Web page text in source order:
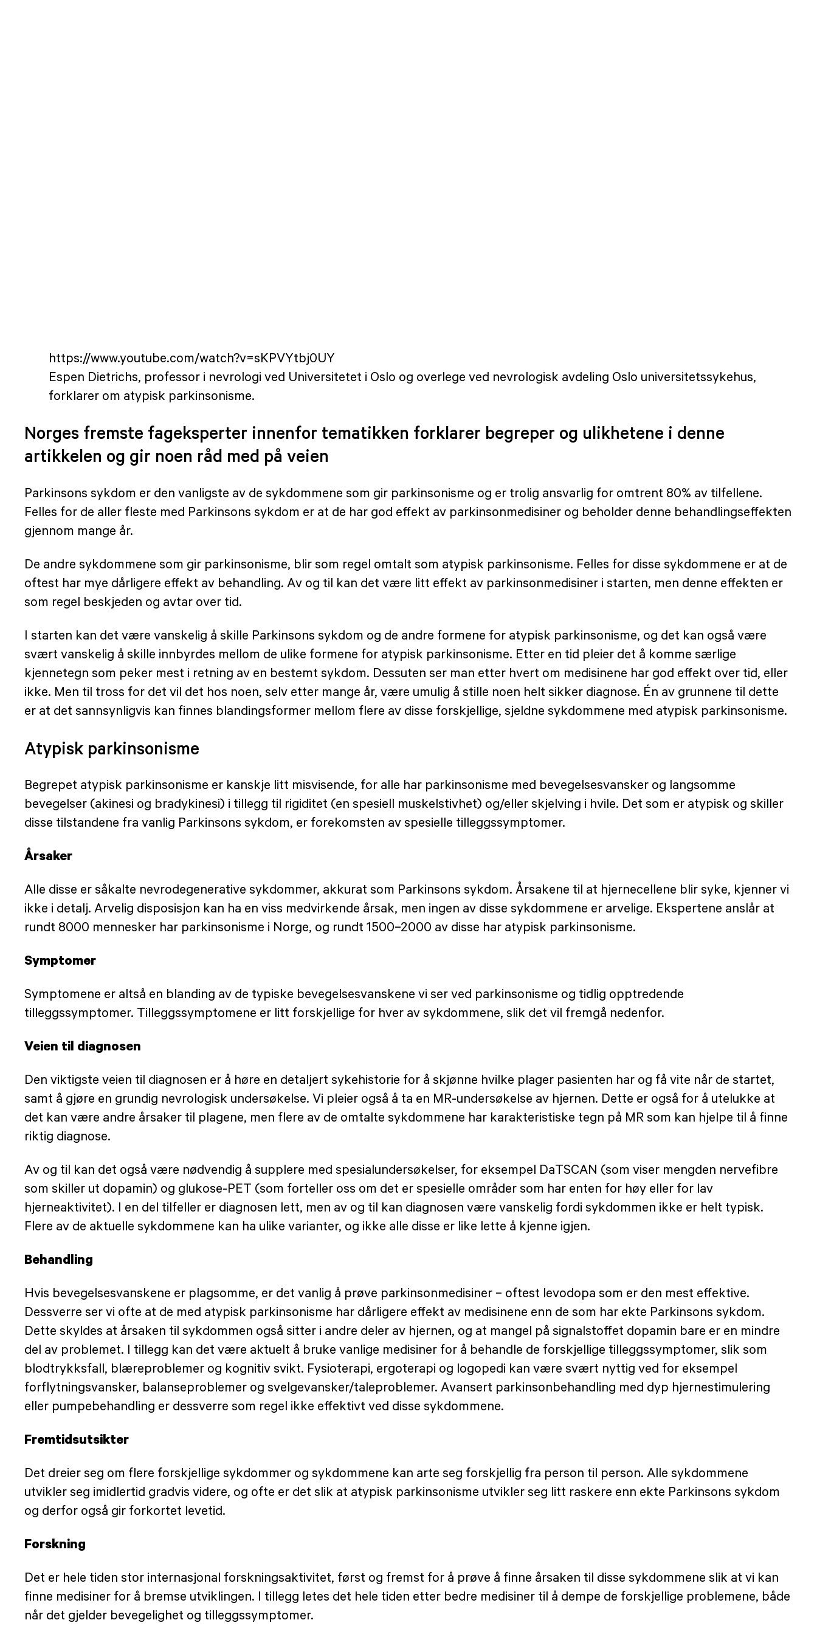
https://www.youtube.com/watch?v=sKPVYtbj0UY
Espen Dietrichs, professor i nevrologi ved Universitetet i Oslo og overlege ved nevrologisk avdeling Oslo universitetssykehus,
forklarer om atypisk parkinsonisme.
Norges fremste fageksperter innenfor tematikken forklarer begreper og ulikhetene i denne
artikkelen og gir noen råd med på veien
Parkinsons sykdom er den vanligste av de sykdommene som gir parkinsonisme og er trolig ansvarlig for omtrent 80% av tilfellene.
Felles for de aller fleste med Parkinsons sykdom er at de har god effekt av parkinsonmedisiner og beholder denne behandlingseffekten
gjennom mange år.
De andre sykdommene som gir parkinsonisme, blir som regel omtalt som atypisk parkinsonisme. Felles for disse sykdommene er at de
oftest har mye dårligere effekt av behandling. Av og til kan det være litt effekt av parkinsonmedisiner i starten, men denne effekten er
som regel beskjeden og avtar over tid.
I starten kan det være vanskelig å skille Parkinsons sykdom og de andre formene for atypisk parkinsonisme, og det kan også være
svært vanskelig å skille innbyrdes mellom de ulike formene for atypisk parkinsonisme. Etter en tid pleier det å komme særlige
kjennetegn som peker mest i retning av en bestemt sykdom. Dessuten ser man etter hvert om medisinene har god effekt over tid, eller
ikke. Men til tross for det vil det hos noen, selv etter mange år, være umulig å stille noen helt sikker diagnose. Én av grunnene til dette
er at det sannsynligvis kan finnes blandingsformer mellom flere av disse forskjellige, sjeldne sykdommene med atypisk parkinsonisme.
Atypisk parkinsonisme
Begrepet atypisk parkinsonisme er kanskje litt misvisende, for alle har parkinsonisme med bevegelsesvansker og langsomme
bevegelser (akinesi og bradykinesi) i tillegg til rigiditet (en spesiell muskelstivhet) og/eller skjelving i hvile. Det som er atypisk og skiller
disse tilstandene fra vanlig Parkinsons sykdom, er forekomsten av spesielle tilleggssymptomer.
Årsaker
Alle disse er såkalte nevrodegenerative sykdommer, akkurat som Parkinsons sykdom. Årsakene til at hjernecellene blir syke, kjenner vi
ikke i detalj. Arvelig disposisjon kan ha en viss medvirkende årsak, men ingen av disse sykdommene er arvelige. Ekspertene anslår at
rundt 8000 mennesker har parkinsonisme i Norge, og rundt 1500–2000 av disse har atypisk parkinsonisme.
Symptomer
Symptomene er altså en blanding av de typiske bevegelsesvanskene vi ser ved parkinsonisme og tidlig opptredende
tilleggssymptomer. Tilleggssymptomene er litt forskjellige for hver av sykdommene, slik det vil fremgå nedenfor.
Veien til diagnosen
Den viktigste veien til diagnosen er å høre en detaljert sykehistorie for å skjønne hvilke plager pasienten har og få vite når de startet,
samt å gjøre en grundig nevrologisk undersøkelse. Vi pleier også å ta en MR-undersøkelse av hjernen. Dette er også for å utelukke at
det kan være andre årsaker til plagene, men flere av de omtalte sykdommene har karakteristiske tegn på MR som kan hjelpe til å finne
riktig diagnose.
Av og til kan det også være nødvendig å supplere med spesialundersøkelser, for eksempel DaTSCAN (som viser mengden nervefibre
som skiller ut dopamin) og glukose-PET (som forteller oss om det er spesielle områder som har enten for høy eller for lav
hjerneaktivitet). I en del tilfeller er diagnosen lett, men av og til kan diagnosen være vanskelig fordi sykdommen ikke er helt typisk.
Flere av de aktuelle sykdommene kan ha ulike varianter, og ikke alle disse er like lette å kjenne igjen.
Behandling
Hvis bevegelsesvanskene er plagsomme, er det vanlig å prøve parkinsonmedisiner – oftest levodopa som er den mest effektive.
Dessverre ser vi ofte at de med atypisk parkinsonisme har dårligere effekt av medisinene enn de som har ekte Parkinsons sykdom.
Dette skyldes at årsaken til sykdommen også sitter i andre deler av hjernen, og at mangel på signalstoffet dopamin bare er en mindre
del av problemet. I tillegg kan det være aktuelt å bruke vanlige medisiner for å behandle de forskjellige tilleggssymptomer, slik som
blodtrykksfall, blæreproblemer og kognitiv svikt. Fysioterapi, ergoterapi og logopedi kan være svært nyttig ved for eksempel
forflytningsvansker, balanseproblemer og svelgevansker/taleproblemer. Avansert parkinsonbehandling med dyp hjernestimulering
eller pumpebehandling er dessverre som regel ikke effektivt ved disse sykdommene.
Fremtidsutsikter
Det dreier seg om flere forskjellige sykdommer og sykdommene kan arte seg forskjellig fra person til person. Alle sykdommene
utvikler seg imidlertid gradvis videre, og ofte er det slik at atypisk parkinsonisme utvikler seg litt raskere enn ekte Parkinsons sykdom
og derfor også gir forkortet levetid.
Forskning
Det er hele tiden stor internasjonal forskningsaktivitet, først og fremst for å prøve å finne årsaken til disse sykdommene slik at vi kan
finne medisiner for å bremse utviklingen. I tillegg letes det hele tiden etter bedre medisiner til å dempe de forskjellige problemene, både
når det gjelder bevegelighet og tilleggssymptomer.